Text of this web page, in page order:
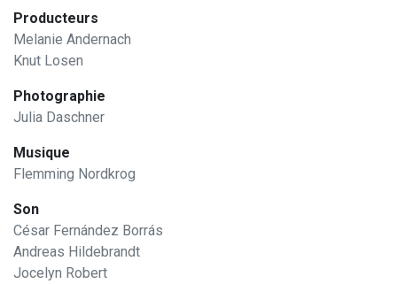
Producteurs
Melanie Andernach
Knut Losen
Photographie
Julia Daschner
Musique
Flemming Nordkrog
Son
César Fernández Borrás
Andreas Hildebrandt
Jocelyn Robert